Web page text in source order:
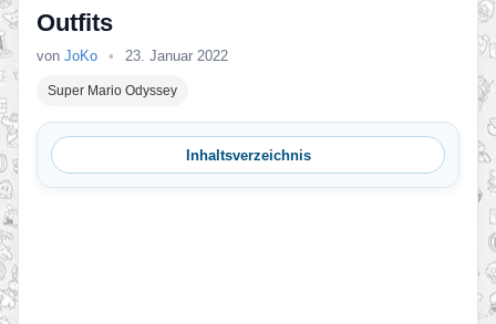
Outfits
von JoKo • 23. Januar 2022
Super Mario Odyssey
Inhaltsverzeichnis